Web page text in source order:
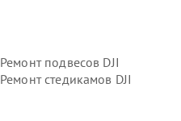
Ремонт подвесов DJI
Ремонт стедикамов DJI